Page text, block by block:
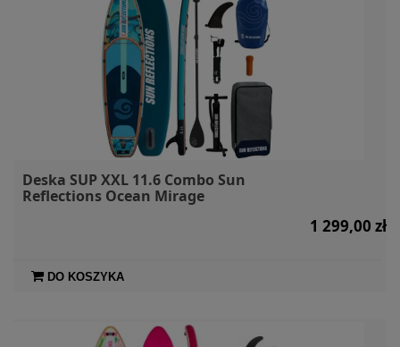
Deska SUP XXL 11.6 Combo Sun
Reflections Ocean Mirage
1 299,00 zł
DO KOSZYKA